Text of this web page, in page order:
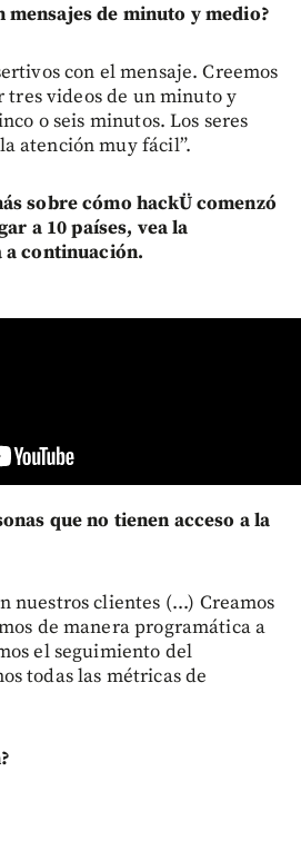
mensajes de minuto y medio?
con el mensaje. Creemos
tres videos de un minuto y
o seis minutos. Los seres
atención muy fácil”.
sobre cómo hackÜ comenzó
a 10 países, vea la
continuación.
que no tienen acceso a la
nuestros clientes (...) Creamos
de manera programática a
el seguimiento del
todas las métricas de